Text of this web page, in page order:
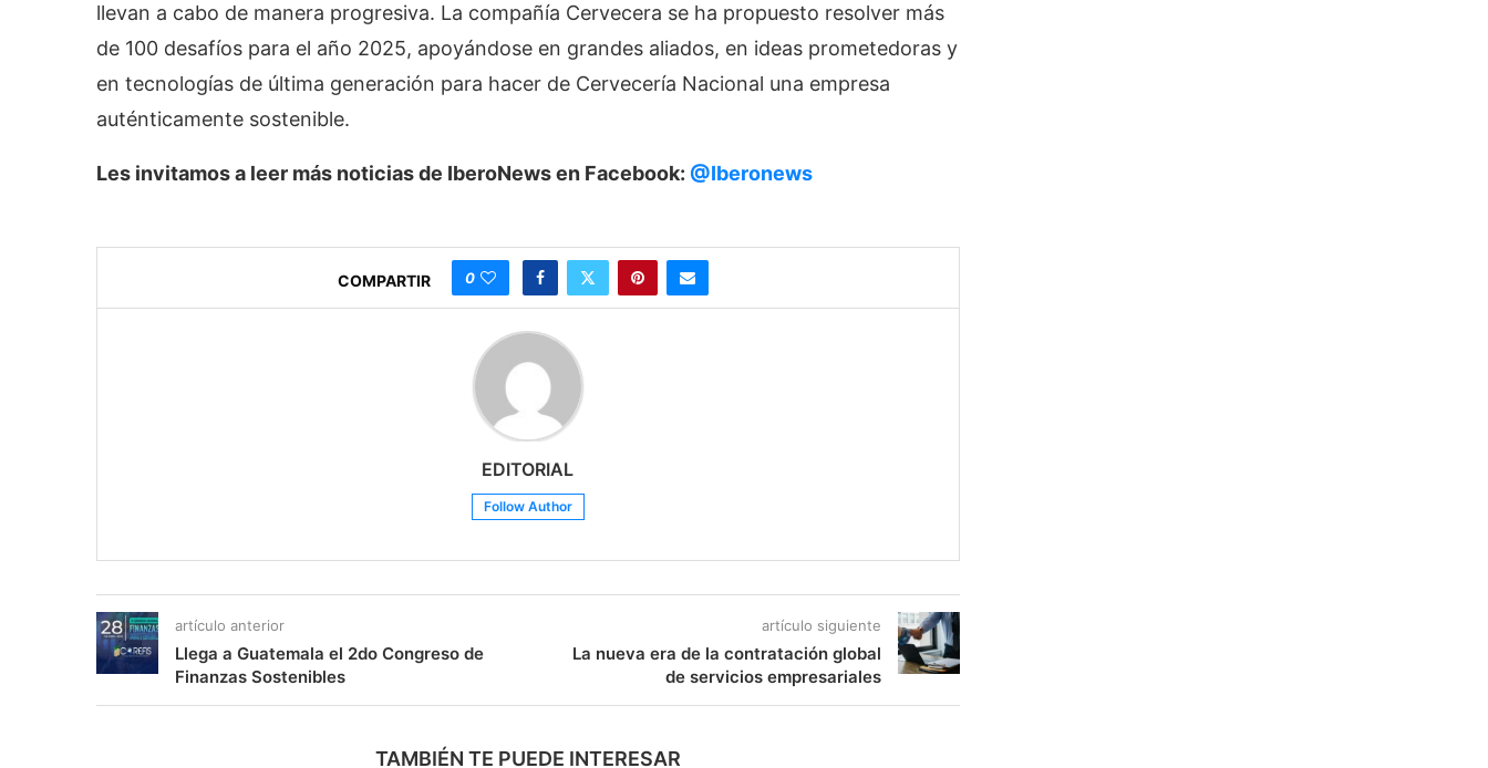
llevan a cabo de manera progresiva. La compañía Cervecera se ha propuesto resolver más
de 100 desafíos para el año 2025, apoyándose en grandes aliados, en ideas prometedoras y
en tecnologías de última generación para hacer de Cervecería Nacional una empresa
auténticamente sostenible.
Les invitamos a leer más noticias de IberoNews en Facebook: @Iberonews
COMPARTIR 0
EDITORIAL
Follow Author
artículo anterior
Llega a Guatemala el 2do Congreso de
Finanzas Sostenibles
artículo siguiente
La nueva era de la contratación global
de servicios empresariales
TAMBIÉN TE PUEDE INTERESAR